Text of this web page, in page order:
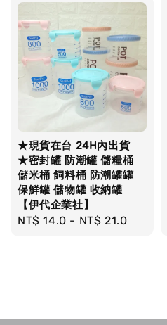
★現貨在台 24H內出貨
★密封罐 防潮罐 儲糧桶
儲米桶 飼料桶 防潮罐罐
保鮮罐 儲物罐 收納罐
【伊代企業社】
Regular
NT$ 14.0 - NT$ 21.0